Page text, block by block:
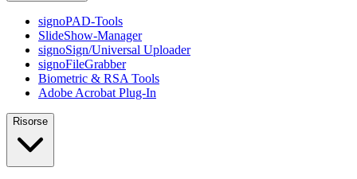
signoPAD-Tools
SlideShow-Manager
signoSign/Universal Uploader
signoFileGrabber
Biometric & RSA Tools
Adobe Acrobat Plug-In
Risorse